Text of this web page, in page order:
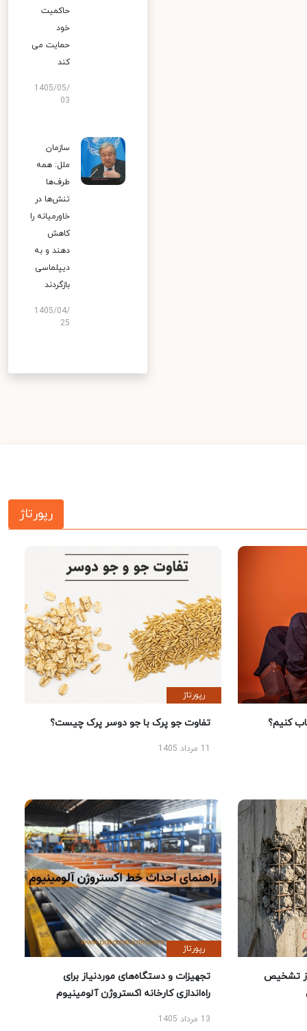
حاکمیت
خود
حمایت می
کند
1405/05/
03
سازمان
ملل: همه
طرف‌ها
تنش‌ها در
خاورمیانه را
کاهش
دهند و به
دیپلماسی
بازگردند
1405/04/
25
رپورتاژ
کنیم؟
رپورتاژ
تفاوت جو پرک با جو دوسر پرک چیست؟
تشخیص
رپورتاژ
تجهیزات و دستگاه‌های موردنیاز برای
راه‌اندازی کارخانه اکستروژن آلومینیوم
13 مرداد 1405